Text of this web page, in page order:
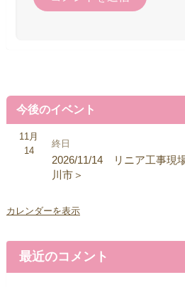
今後のイベント
11月
14
終日
2026/11/14 リニア工事現
川市＞
カレンダーを表示
最近のコメント